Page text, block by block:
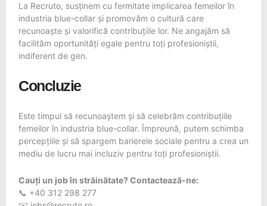
La Recruto, susținem cu fermitate implicarea femeilor în
industria blue-collar și promovăm o cultură care
recunoaște și valorifică contribuțiile lor. Ne angajăm să
facilităm oportunități egale pentru toți profesioniștii,
indiferent de gen.
Concluzie
Este timpul să recunoaștem și să celebrăm contribuțiile
femeilor în industria blue-collar. Împreună, putem schimba
percepțiile și să spargem barierele sociale pentru a crea un
mediu de lucru mai incluziv pentru toți profesioniștii.
Cauți un job în străinătate? Contactează-ne:
📞 +40 312 298 277